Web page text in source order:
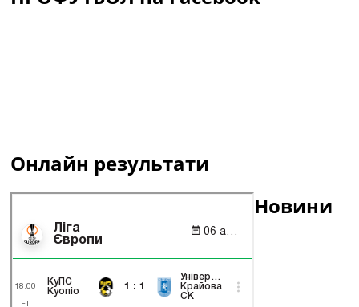
Онлайн результати
Новини